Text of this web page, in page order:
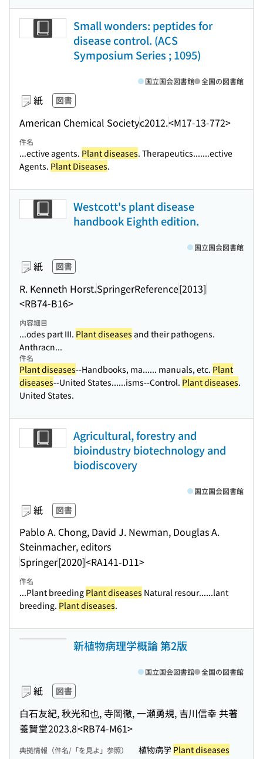
Small wonders: peptides for
disease control. (ACS
Symposium Series ; 1095)
紙 図書
American Chemical Societyc2012.<M17-13-772>
国立国会図書館 全国の図書館
件名
...ective agents. Plant diseases. Therapeutics.......ective
Agents. Plant Diseases.
Westcott's plant disease
handbook Eighth edition.
紙 図書
R. Kenneth Horst.SpringerReference[2013]
<RB74-B16>
国立国会図書館
内容細目
...odes part III. Plant diseases and their pathogens.
Anthracn...
件名
Plant diseases--Handbooks, ma...... manuals, etc. Plant
diseases--United States......isms--Control. Plant diseases.
United States.
Agricultural, forestry and
bioindustry biotechnology and
biodiscovery
紙 図書
Pablo A. Chong, David J. Newman, Douglas A.
Steinmacher, editors
Springer[2020]<RA141-D11>
国立国会図書館
件名
...Plant breeding Plant diseases Natural resour......lant
breeding. Plant diseases.
新植物病理学概論 第2版
紙 図書
白石友紀, 秋光和也, 寺岡徹, 一瀬勇規, 吉川信幸 共著
養賢堂2023.8<RB74-M61>
国立国会図書館 全国の図書館
典拠情報（件名/「を見よ」参照） 植物病学 Plant diseases